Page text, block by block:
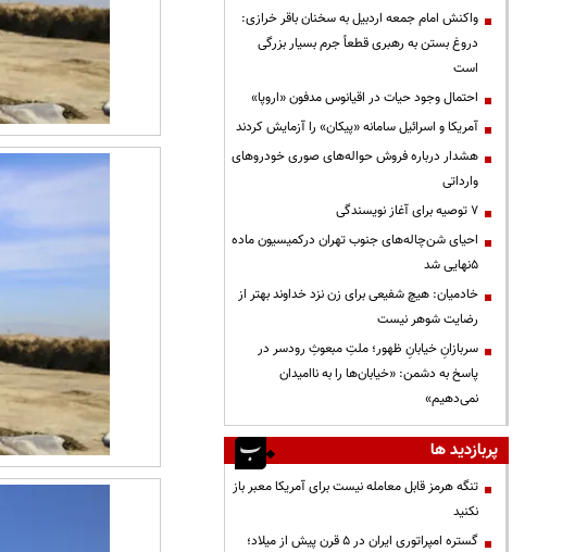
واکنش امام جمعه اردبیل به سخنان باقر خرازی:
دروغ بستن به رهبری قطعاً جرم بسیار بزرگی
است
احتمال وجود حیات در اقیانوس مدفون «اروپا»
آمریکا و اسرائیل سامانه «پیکان» را آزمایش کردند
هشدار درباره فروش حواله‌های صوری خودروهای
وارداتی
۷ توصیه برای آغاز نویسندگی
احیای شن‌چاله‌های جنوب تهران درکمیسیون ماده
۵نهایی شد
خادمیان: هیچ شفیعی برای زن نزد خداوند بهتر از
رضایت شوهر نیست
سربازانِ خیابانِ ظهور؛ ملتِ مبعوثِ رودسر در
پاسخ به دشمن: «خیابان‌ها را به ناامیدان
نمی‌دهیم»
پربازدید ها
تنگه هرمز قابل معامله نیست برای آمریکا معبر باز
نکنید
گستره امپراتوری ایران در ۵ قرن پیش از میلاد؛